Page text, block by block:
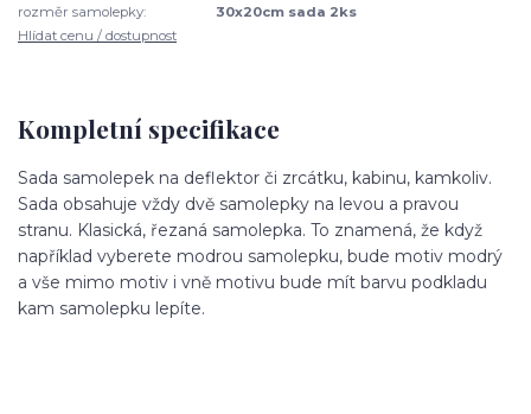
rozměr samolepky:
30x20cm sada 2ks
Hlídat cenu / dostupnost
Kompletní specifikace
Sada samolepek na deflektor či zrcátku, kabinu, kamkoliv.
Sada obsahuje vždy dvě samolepky na levou a pravou
stranu. Klasická, řezaná samolepka. To znamená, že když
například vyberete modrou samolepku, bude motiv modrý
a vše mimo motiv i vně motivu bude mít barvu podkladu
kam samolepku lepíte.